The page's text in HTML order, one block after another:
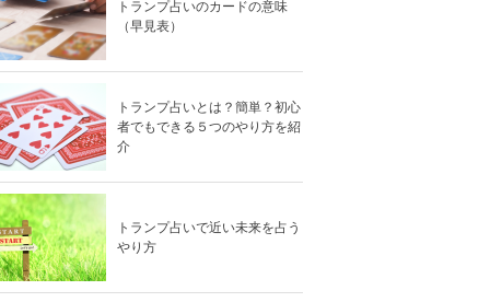
トランプ占いのカードの意味
（早見表）
トランプ占いとは？簡単？初心
者でもできる５つのやり方を紹
介
トランプ占いで近い未来を占う
やり方